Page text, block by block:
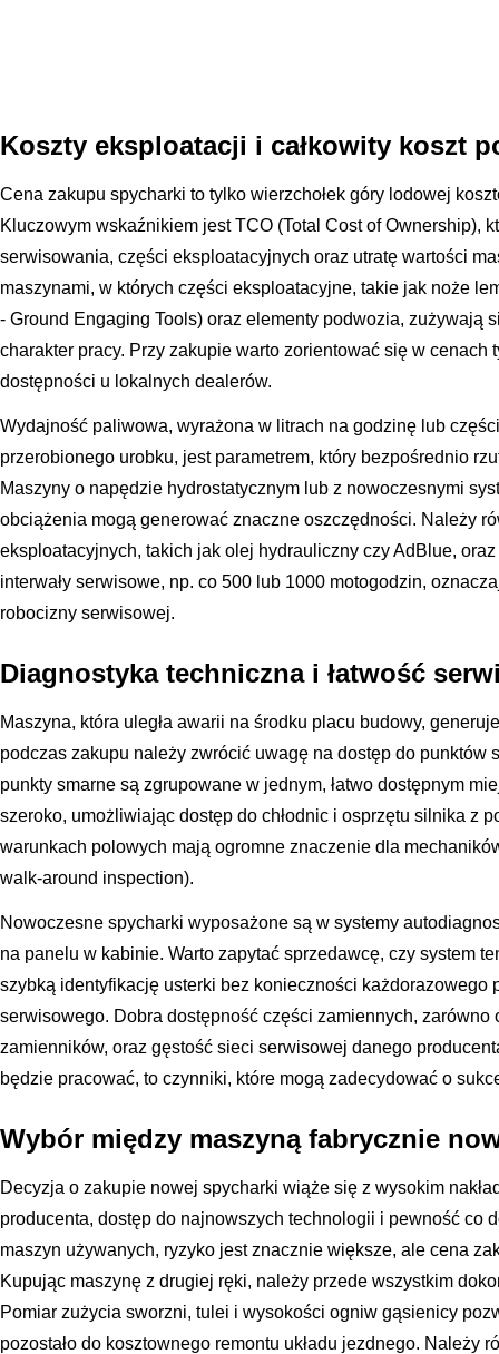
Koszty eksploatacji i całkowity koszt
Cena zakupu spycharki to tylko wierzchołek góry lodowej
Kluczowym wskaźnikiem jest TCO (Total Cost of Ownership),
serwisowania, części eksploatacyjnych oraz utratę wartości
maszynami, w których części eksploatacyjne, takie jak noże
- Ground Engaging Tools) oraz elementy podwozia, zużywają
charakter pracy. Przy zakupie warto zorientować się w cenach
dostępności u lokalnych dealerów.
Wydajność paliwowa, wyrażona w litrach na godzinę lub
przerobionego urobku, jest parametrem, który bezpośrednio
Maszyny o napędzie hydrostatycznym lub z nowoczesnymi
obciążenia mogą generować znaczne oszczędności. Należy
eksploatacyjnych, takich jak olej hydrauliczny czy AdBlue, oraz
interwały serwisowe, np. co 500 lub 1000 motogodzin,
robocizny serwisowej.
Diagnostyka techniczna i łatwość
Maszyna, która uległa awarii na środku placu budowy,
podczas zakupu należy zwrócić uwagę na dostęp do punktów
punkty smarne są zgrupowane w jednym, łatwo dostępnym
szeroko, umożliwiając dostęp do chłodnic i osprzętu silnika z
warunkach polowych mają ogromne znaczenie dla
walk-around inspection).
Nowoczesne spycharki wyposażone są w systemy
na panelu w kabinie. Warto zapytać sprzedawcę, czy system
szybką identyfikację usterki bez konieczności każdorazowego
serwisowego. Dobra dostępność części zamiennych,
zamienników, oraz gęstość sieci serwisowej danego
będzie pracować, to czynniki, które mogą zadecydować o
Wybór między maszyną fabrycznie
Decyzja o zakupie nowej spycharki wiąże się z wysokim
producenta, dostęp do najnowszych technologii i pewność co
maszyn używanych, ryzyko jest znacznie większe, ale cena
Kupując maszynę z drugiej ręki, należy przede wszystkim
Pomiar zużycia sworzni, tulei i wysokości ogniw gąsienicy
pozostało do kosztownego remontu układu jezdnego. Należy